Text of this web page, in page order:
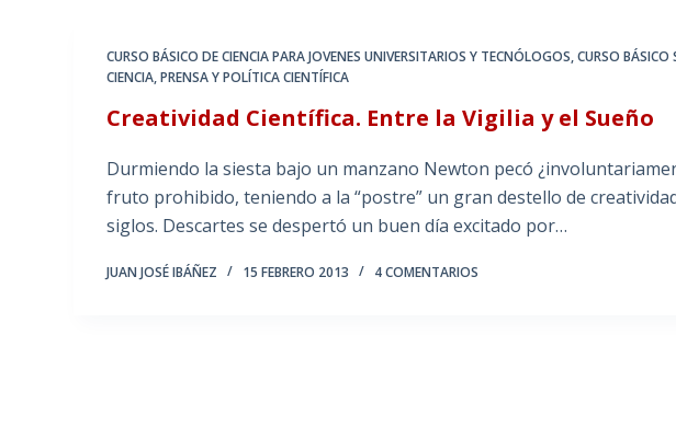
CURSO BÁSICO DE CIENCIA PARA JOVENES UNIVERSITARIOS Y TECNÓLOGOS,CURSO BÁSICO
CIENCIA,PRENSA Y POLÍTICA CIENTÍFICA
Creatividad Científica. Entre la Vigilia y el Sueño
Durmiendo la siesta bajo un manzano Newton pecó
fruto prohibido, teniendo a la “postre” un gran destello de
siglos. Descartes se despertó un buen día excitado por…
JUAN JOSÉ IBÁÑEZ 15 FEBRERO 2013 4 COMENTARIOS